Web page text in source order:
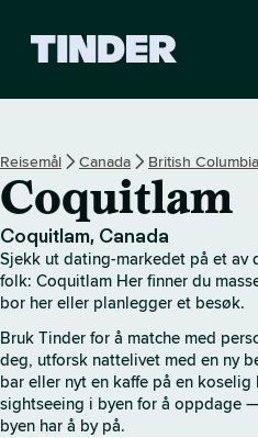
r
s
h
e
m
m
s
i
d
e
Reisemål Canada British Columbia
Coquitlam
Coquitlam, Canada
Sjekk ut dating-markedet på et av
folk: Coquitlam Her finner du
bor her eller planlegger et besøk.
Bruk Tinder for å matche med
deg, utforsk nattelivet med en ny
bar eller nyt en kaffe på en
sightseeing i byen for å oppdage
byen har å by på.